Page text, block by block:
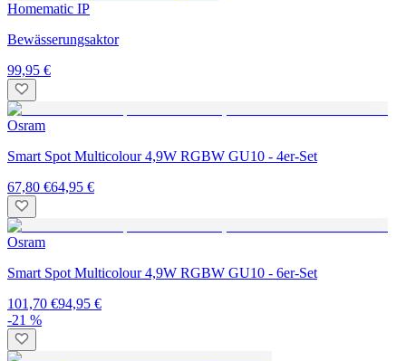
Homematic IP
Bewässerungsaktor
99,95 €
Osram
Smart Spot Multicolour 4,9W RGBW GU10 - 4er-Set
67,80 €64,95 €
Osram
Smart Spot Multicolour 4,9W RGBW GU10 - 6er-Set
101,70 €94,95 €
-21 %